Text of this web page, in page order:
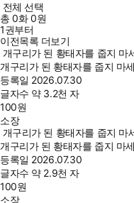
전체 선택
총0화0원
1권부터
이전목록 더보기
개구리가 된 황태자를 줍지 마
개구리가 된 황태자를 줍지 마
등록일 2026.07.30
글자수 약 3.2천 자
100원
소장
개구리가 된 황태자를 줍지 마
개구리가 된 황태자를 줍지 마
등록일 2026.07.30
글자수 약 2.9천 자
100원
소장